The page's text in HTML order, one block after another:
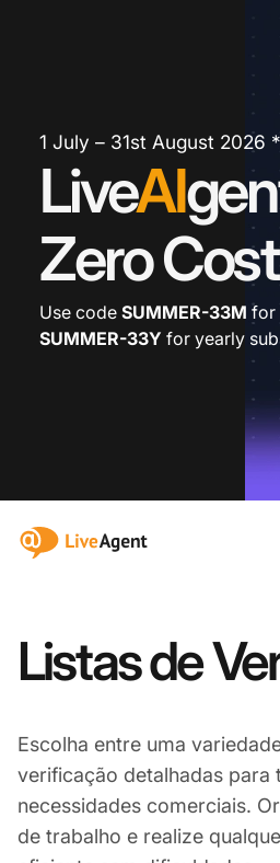
1 July – 31st August 2026
LiveAI
Zero Cost
Use code SUMMER-33M for
SUMMER-33Y for yearly
:site.title
Listas de
Escolha entre uma
verificação detalhadas para
necessidades comerciais.
de trabalho e realize